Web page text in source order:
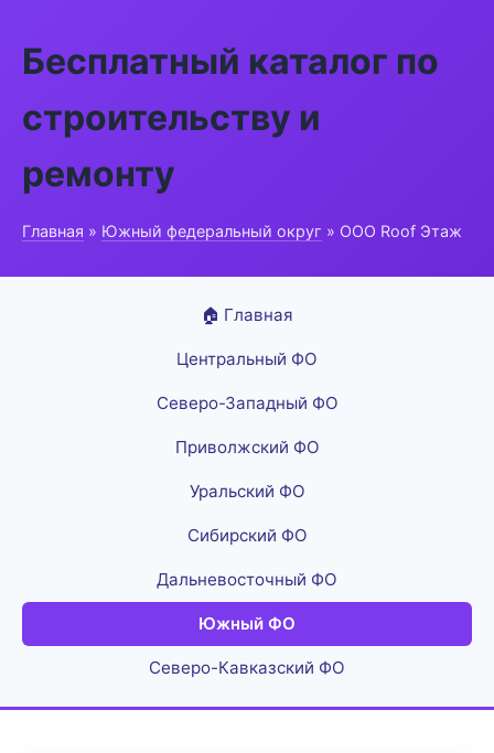
Бесплатный каталог по
строительству и
ремонту
Главная » Южный федеральный округ » ООО Roof Этаж
🏠 Главная
Центральный ФО
Северо-Западный ФО
Приволжский ФО
Уральский ФО
Сибирский ФО
Дальневосточный ФО
Южный ФО
Северо-Кавказский ФО